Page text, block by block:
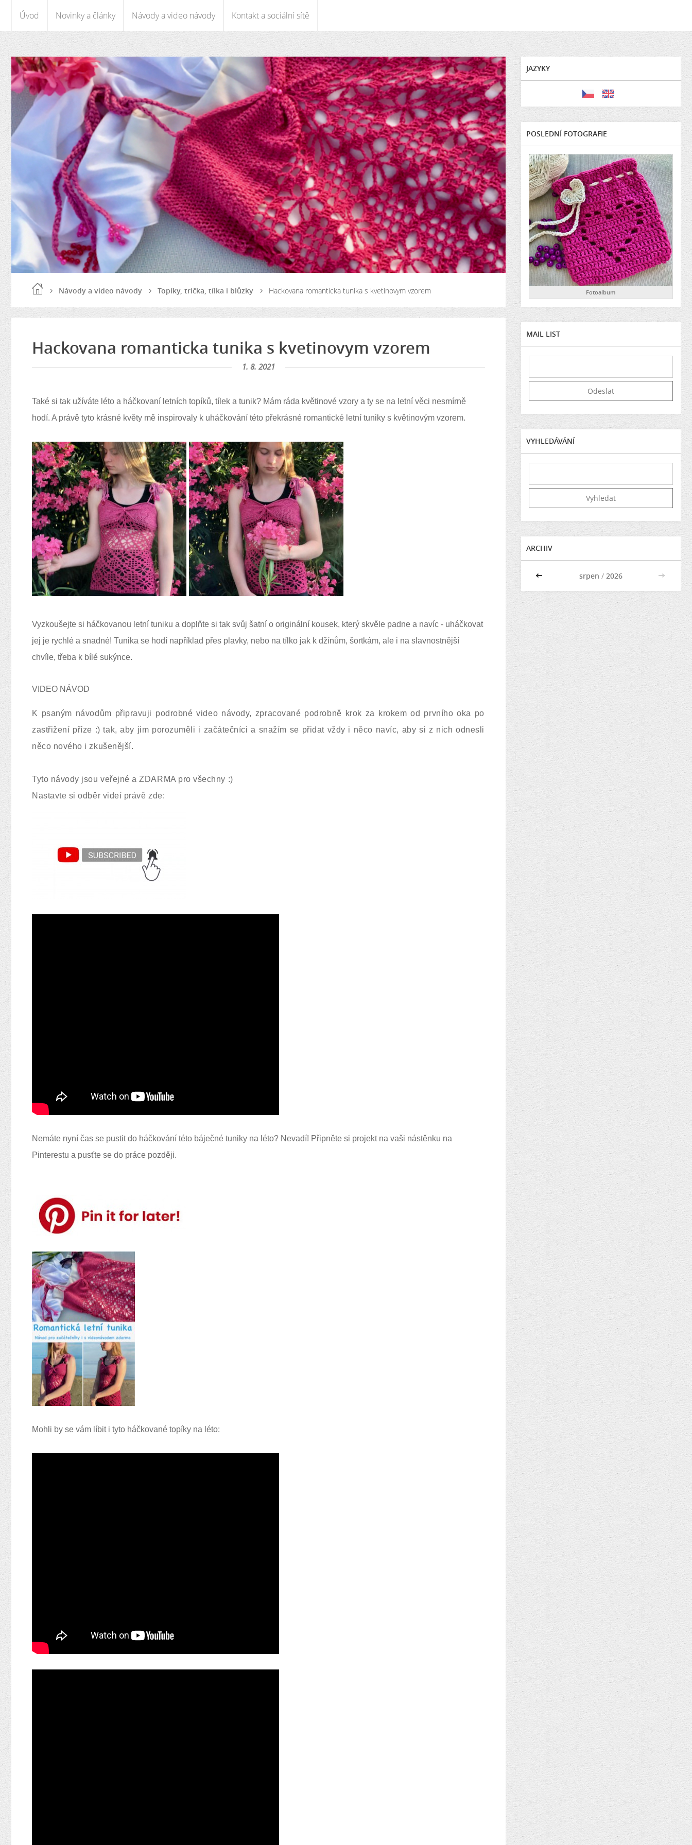
Úvod Novinky a články Návody a video návody Kontakt a sociální sítě
Návody a video návody Topíky, trička, tílka i blůzky Hackovana romanticka tunika s kvetinovym vzorem
Hackovana romanticka tunika s kvetinovym vzorem
1. 8. 2021
Také si tak užíváte léto a háčkovaní letních topíků, tílek a tunik? Mám ráda květinové vzory a ty se na letní věci nesmírně
hodí. A právě tyto krásné květy mě inspirovaly k uháčkování této překrásné romantické letní tuniky s květinovým vzorem.
Vyzkoušejte si háčkovanou letní tuniku a doplňte si tak svůj šatní o originální kousek, který skvěle padne a navíc - uháčkovat
jej je rychlé a snadné! Tunika se hodí například přes plavky, nebo na tílko jak k džínům, šortkám, ale i na slavnostnější
chvíle, třeba k bílé sukýnce.
VIDEO NÁVOD
K psaným návodům připravuji podrobné video návody, zpracované podrobně krok za krokem od prvního oka po
zastřižení příze :) tak, aby jim porozuměli i začátečníci a snažím se přidat vždy i něco navíc, aby si z nich odnesli
něco nového i zkušenější.
Tyto návody jsou veřejné a ZDARMA pro všechny :)
Nastavte si odběr videí právě zde:
Nemáte nyní čas se pustit do háčkování této báječné tuniky na léto? Nevadí! Připněte si projekt na vaši nástěnku na
Pinterestu a pusťte se do práce později.
Mohli by se vám líbit i tyto háčkované topíky na léto:
JAZYKY
POSLEDNÍ FOTOGRAFIE
Fotoalbum
MAIL LIST
VYHLEDÁVÁNÍ
ARCHIV
<< srpen / 2026 >>